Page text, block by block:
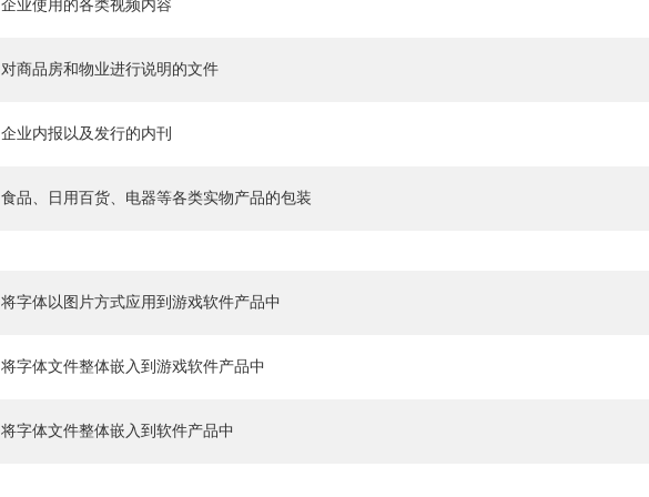
企业使用的各类视频内容
对商品房和物业进行说明的文件
企业内报以及发行的内刊
食品、日用百货、电器等各类实物产品的包装
将字体以图片方式应用到游戏软件产品中
将字体文件整体嵌入到游戏软件产品中
将字体文件整体嵌入到软件产品中